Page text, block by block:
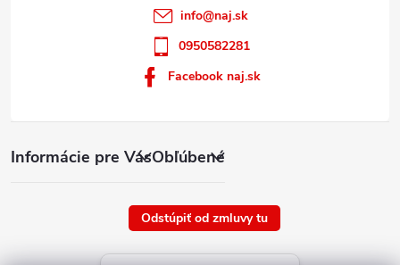
Informácie pre VásObľúbené
info@naj.sk
0950582281
Facebook naj.sk
Odstúpiť od zmluvy tu